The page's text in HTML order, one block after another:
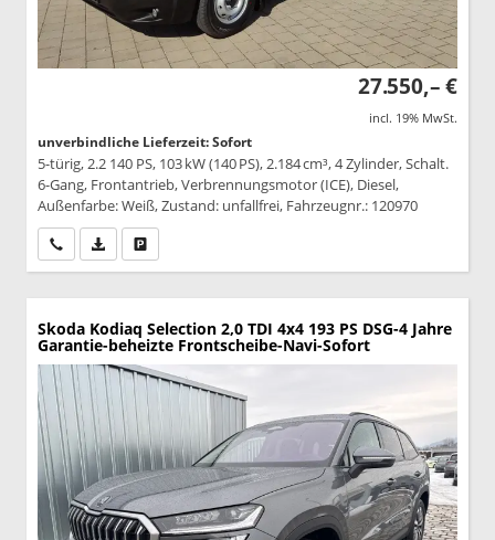
27.550,– €
incl. 19% MwSt.
unverbindliche Lieferzeit: Sofort
5-türig, 2.2 140 PS, 103 kW (140 PS), 2.184 cm³, 4 Zylinder, Schalt.
6-Gang, Frontantrieb, Verbrennungsmotor (ICE), Diesel,
Außenfarbe: Weiß, Zustand: unfallfrei, Fahrzeugnr.: 120970
Wir rufen Sie anPDF-Datei, Fahrzeugexposé drucken
Skoda Kodiaq Selection 2,0 TDI 4x4 193 PS DSG-4 Jahre
Garantie-beheizte Frontscheibe-Navi-Sofort